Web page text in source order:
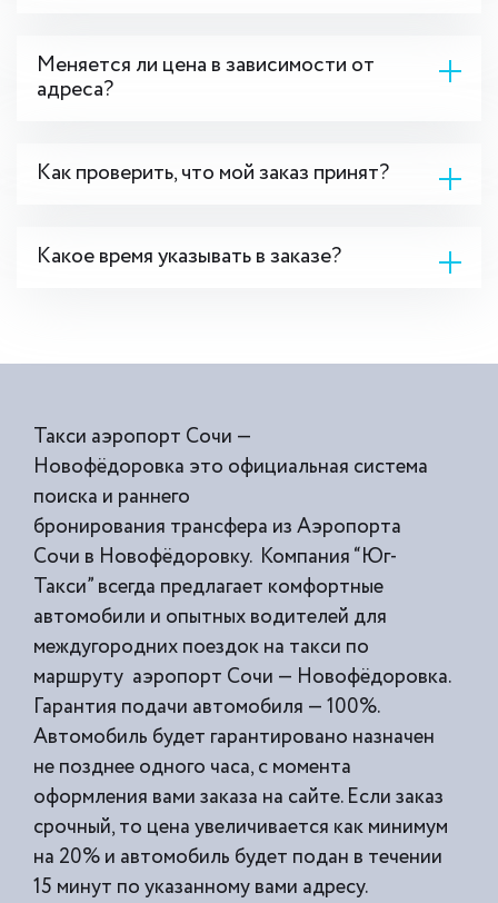
Меняется ли цена в зависимости от
адреса?
Как проверить, что мой заказ принят?
Какое время указывать в заказе?
Такси аэропорт Сочи —
Новофёдоровка это официальная система
поиска и раннего
бронирования трансфера из Аэропорта
Сочи в Новофёдоровку. Компания “Юг-
Такси” всегда предлагает комфортные
автомобили и опытных водителей для
междугородних поездок на такси по
маршруту аэропорт Сочи — Новофёдоровка.
Гарантия подачи автомобиля — 100%.
Автомобиль будет гарантировано назначен
не позднее одного часа, с момента
оформления вами заказа на сайте. Если заказ
срочный, то цена увеличивается как минимум
на 20% и автомобиль будет подан в течении
15 минут по указанному вами адресу.